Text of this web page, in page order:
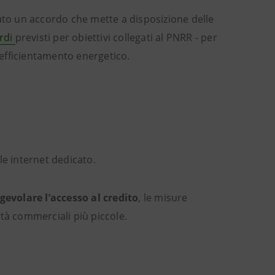
un accordo che mette a disposizione delle
previsti per obiettivi collegati al PNRR - per
energetico.
internet dedicato.
l’accesso al credito, le misure
commerciali più piccole.